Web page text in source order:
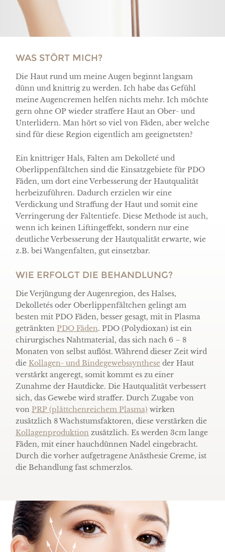
WAS STÖRT MICH?
Die Haut rund um meine Augen beginnt langsam
dünn und knittrig zu werden. Ich habe das Gefühl
meine Augencremen helfen nichts mehr. Ich möchte
gern ohne OP wieder straffere Haut an Ober- und
Unterlidern. Man hört so viel von Fäden, aber welche
sind für diese Region eigentlich am geeignetsten?
Ein knittriger Hals, Falten am Dekolleté und
Oberlippenfältchen sind die Einsatzgebiete für PDO
Fäden, um dort eine Verbesserung der Hautqualität
herbeizuführen. Dadurch erzielen wir eine
Verdickung und Straffung der Haut und somit eine
Verringerung der Faltentiefe. Diese Methode ist auch,
wenn ich keinen Liftingeffekt, sondern nur eine
deutliche Verbesserung der Hautqualität erwarte, wie
z.B. bei Wangenfalten, gut einsetzbar.
WIE ERFOLGT DIE BEHANDLUNG?
Die Verjüngung der Augenregion, des Halses,
Dekolletés oder Oberlippenfältchen gelingt am
besten mit PDO Fäden, besser gesagt, mit in Plasma
getränkten PDO Fäden. PDO (Polydioxan) ist ein
chirurgisches Nahtmaterial, das sich nach 6 – 8
Monaten von selbst auflöst. Während dieser Zeit wird
die Kollagen- und Bindegewebssynthese der Haut
verstärkt angeregt, somit kommt es zu einer
Zunahme der Hautdicke. Die Hautqualität verbessert
sich, das Gewebe wird straffer. Durch Zugabe von
von PRP (plättchenreichem Plasma) wirken
zusätzlich 8 Wachstumsfaktoren, diese verstärken die
Kollagenproduktion zusätzlich. Es werden 3cm lange
Fäden, mit einer hauchdünnen Nadel eingebracht.
Durch die vorher aufgetragene Anästhesie Creme, ist
die Behandlung fast schmerzlos.